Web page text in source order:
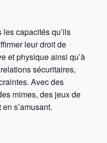
capacités qu’ils
leur droit de
et physique ainsi qu’à
sécuritaires,
Avec des
mimes, des jeux de
s’amusant.